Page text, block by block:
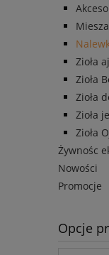
Zioła
Zioła
Zioła
Zioła
Zioła
Żywnośc
Nowości
Promocje
Opcje